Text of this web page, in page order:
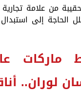
من علامة
الحاجة إلى
ماركات
لوران..